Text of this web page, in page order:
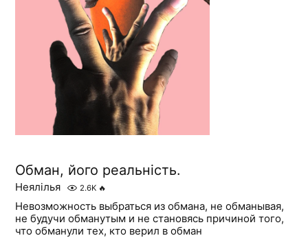
Обман, його реальність.
Неялілья 2.6K 🔥
Невозможность выбраться из обмана, не обманывая,
не будучи обманутым и не становясь причиной того,
что обманули тех, кто верил в обман